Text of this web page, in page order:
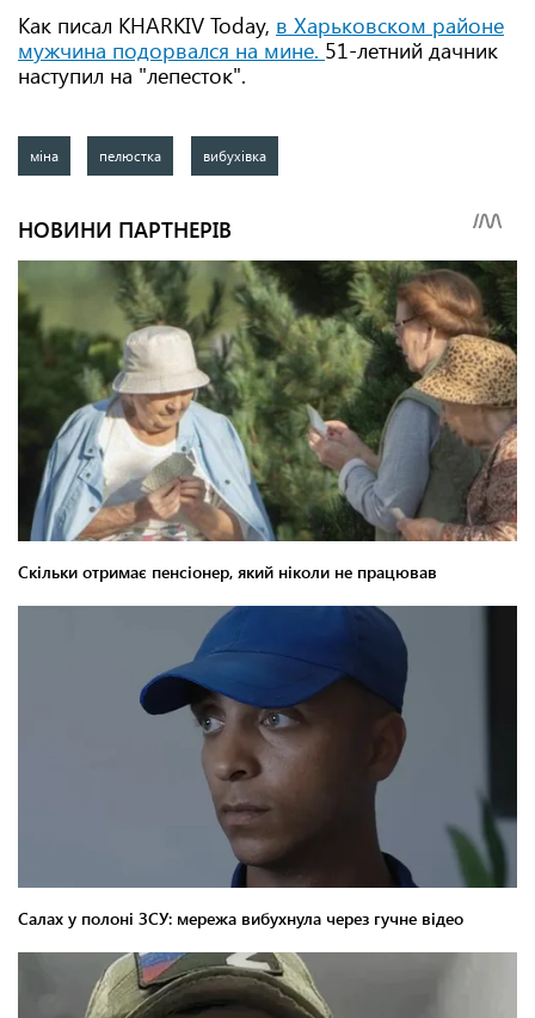
Как писал KHARKIV Today, в Харьковском районе
мужчина подорвался на мине. 51-летний дачник
наступил на "лепесток".
міна пелюстка вибухівка